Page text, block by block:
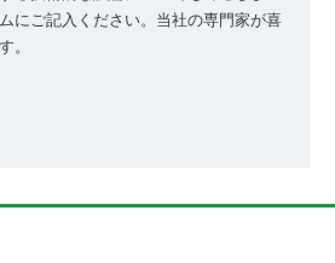
にご記入ください。当社の専門家が喜
。